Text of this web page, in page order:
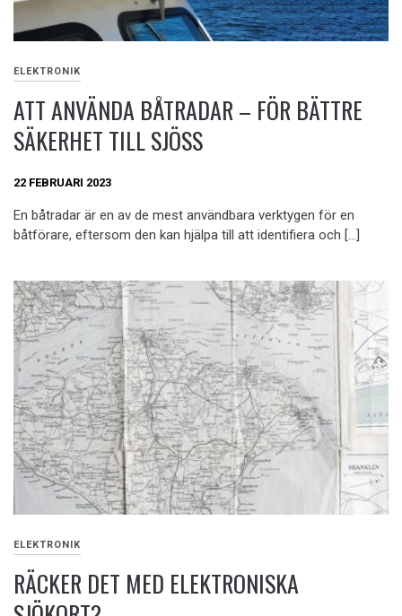
ELEKTRONIK
ATT ANVÄNDA BÅTRADAR – FÖR BÄTTRE
SÄKERHET TILL SJÖSS
22 FEBRUARI 2023
En båtradar är en av de mest användbara verktygen för en
båtförare, eftersom den kan hjälpa till att identifiera och […]
ELEKTRONIK
RÄCKER DET MED ELEKTRONISKA